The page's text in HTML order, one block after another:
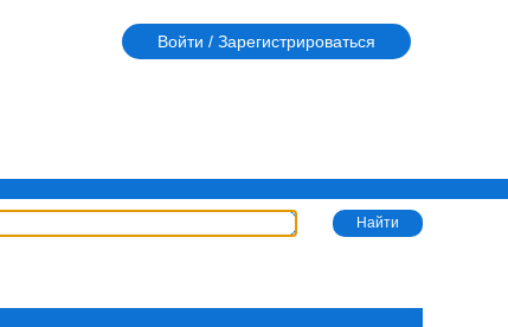
Войти / Зарегистрироваться